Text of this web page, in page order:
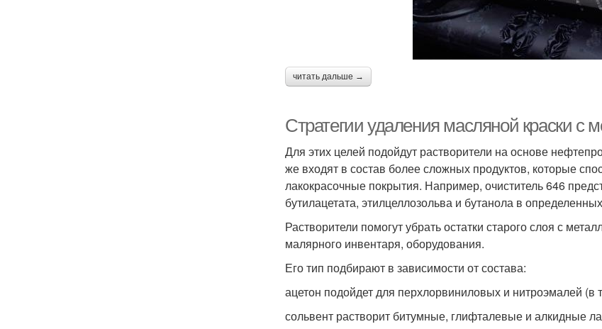
читать дальше →
Стратегии удаления масляной краски с
Для этих целей подойдут растворители на основе
же входят в состав более сложных продуктов, которые
лакокрасочные покрытия. Например, очиститель 646
бутилацетата, этилцеллозольва и бутанола в
Растворители помогут убрать остатки старого слоя с
малярного инвентаря, оборудования.
Его тип подбирают в зависимости от состава:
ацетон подойдет для перхлорвиниловых и нитроэмалей (в
сольвент растворит битумные, глифталевые и алкидные